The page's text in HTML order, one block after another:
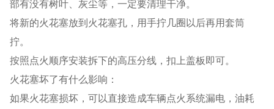
部有没有树叶、灰尘等，一定要清理干净。
将新的火花塞放到火花塞孔，用手拧几圈以后再用套筒
拧。
按照点火顺序安装拆下的高压分线，扣上盖板即可。
火花塞坏了有什么影响：
如果火花塞损坏，可以直接造成车辆点火系统漏电，油耗